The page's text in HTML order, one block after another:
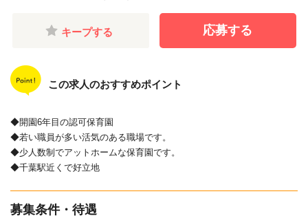
キープする 応募する
この求人のおすすめポイント
◆開園6年目の認可保育園
◆若い職員が多い活気のある職場です。
◆少人数制でアットホームな保育園です。
◆千葉駅近くで好立地
募集条件・待遇